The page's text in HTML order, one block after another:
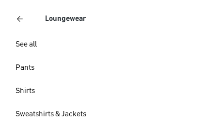
Loungewear
See all
Pants
Shirts
Sweatshirts & Jackets